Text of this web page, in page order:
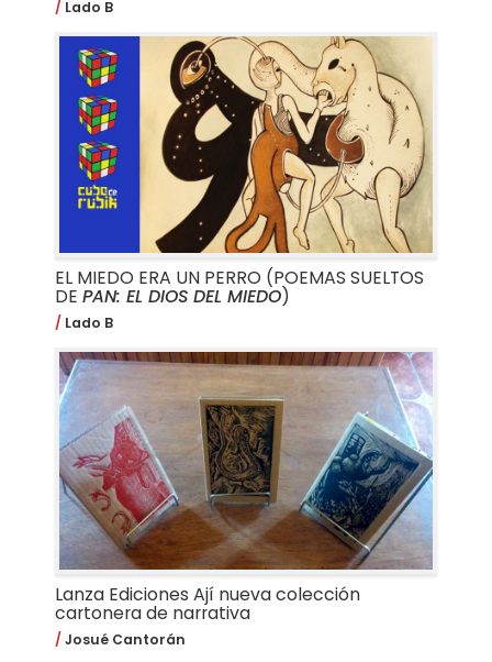
Lado B
EL MIEDO ERA UN PERRO (POEMAS SUELTOS
DE PAN: EL DIOS DEL MIEDO)
Lado B
Lanza Ediciones Ají nueva colección
cartonera de narrativa
Josué Cantorán